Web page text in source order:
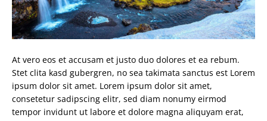
At vero eos et accusam et justo duo dolores et ea rebum.
Stet clita kasd gubergren, no sea takimata sanctus est Lorem
ipsum dolor sit amet. Lorem ipsum dolor sit amet,
consetetur sadipscing elitr, sed diam nonumy eirmod
tempor invidunt ut labore et dolore magna aliquyam erat,